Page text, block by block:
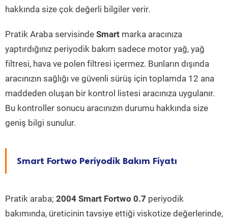
hakkında size çok değerli bilgiler verir.
Pratik Araba servisinde Smart marka aracınıza
yaptırdığınız periyodik bakım sadece motor yağ, yağ
filtresi, hava ve polen filtresi içermez. Bunların dışında
aracınızın sağlığı ve güvenli sürüş için toplamda 12 ana
maddeden oluşan bir kontrol listesi aracınıza uygulanır.
Bu kontroller sonucu aracınızın durumu hakkında size
geniş bilgi sunulur.
Smart Fortwo Periyodik Bakım Fiyatı
Pratik araba; 2004 Smart Fortwo 0.7 periyodik
bakımında, üreticinin tavsiye ettiği viskotize değerlerinde,